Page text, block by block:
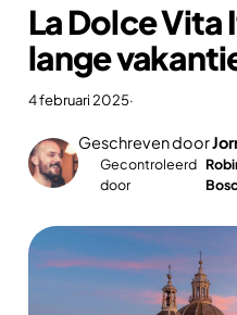
La Dolce Vita
lange
4 februari 2025·
Geschreven door
Gecontroleerd
door